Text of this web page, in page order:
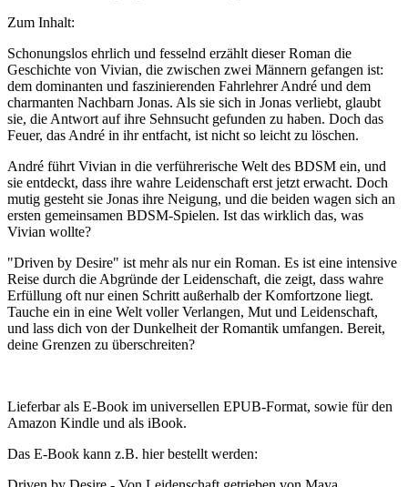
Zum Inhalt:
Schonungslos ehrlich und fesselnd erzählt dieser Roman die
Geschichte von Vivian, die zwischen zwei Männern gefangen ist:
dem dominanten und faszinierenden Fahrlehrer André und dem
charmanten Nachbarn Jonas. Als sie sich in Jonas verliebt, glaubt
sie, die Antwort auf ihre Sehnsucht gefunden zu haben. Doch das
Feuer, das André in ihr entfacht, ist nicht so leicht zu löschen.
André führt Vivian in die verführerische Welt des BDSM ein, und
sie entdeckt, dass ihre wahre Leidenschaft erst jetzt erwacht. Doch
mutig gesteht sie Jonas ihre Neigung, und die beiden wagen sich an
ersten gemeinsamen BDSM-Spielen. Ist das wirklich das, was
Vivian wollte?
"Driven by Desire" ist mehr als nur ein Roman. Es ist eine intensive
Reise durch die Abgründe der Leidenschaft, die zeigt, dass wahre
Erfüllung oft nur einen Schritt außerhalb der Komfortzone liegt.
Tauche ein in eine Welt voller Verlangen, Mut und Leidenschaft,
und lass dich von der Dunkelheit der Romantik umfangen. Bereit,
deine Grenzen zu überschreiten?
Lieferbar als E-Book im universellen EPUB-Format, sowie für den
Amazon Kindle und als iBook.
Das E-Book kann z.B. hier bestellt werden: